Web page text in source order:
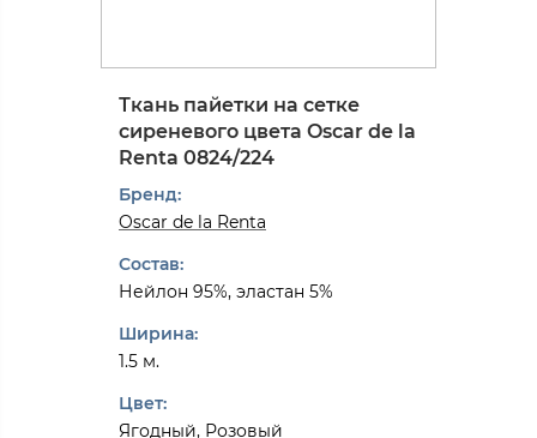
Ткань пайетки на сетке
сиреневого цвета Oscar de la
Renta 0824/224
Бренд:
Oscar de la Renta
Состав:
Нейлон 95%, эластан 5%
Ширина:
1.5 м.
Цвет:
Ягодный, Розовый